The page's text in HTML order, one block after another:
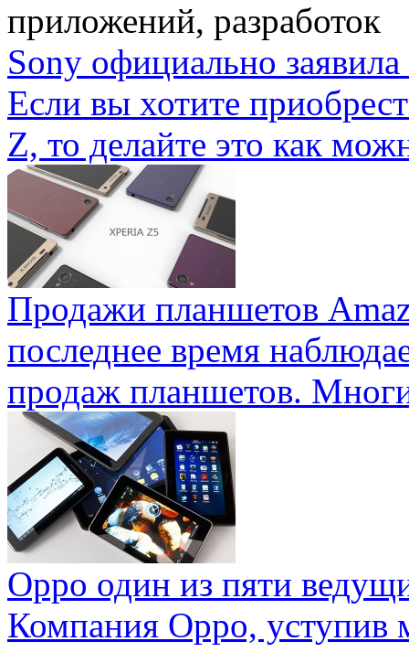
приложений, разработок
Sony официально
Если вы хотите
Z, то делайте это как
Продажи планшетов
последнее время
продаж планшетов.
Oppo один из пяти
Компания Oppo, уступив